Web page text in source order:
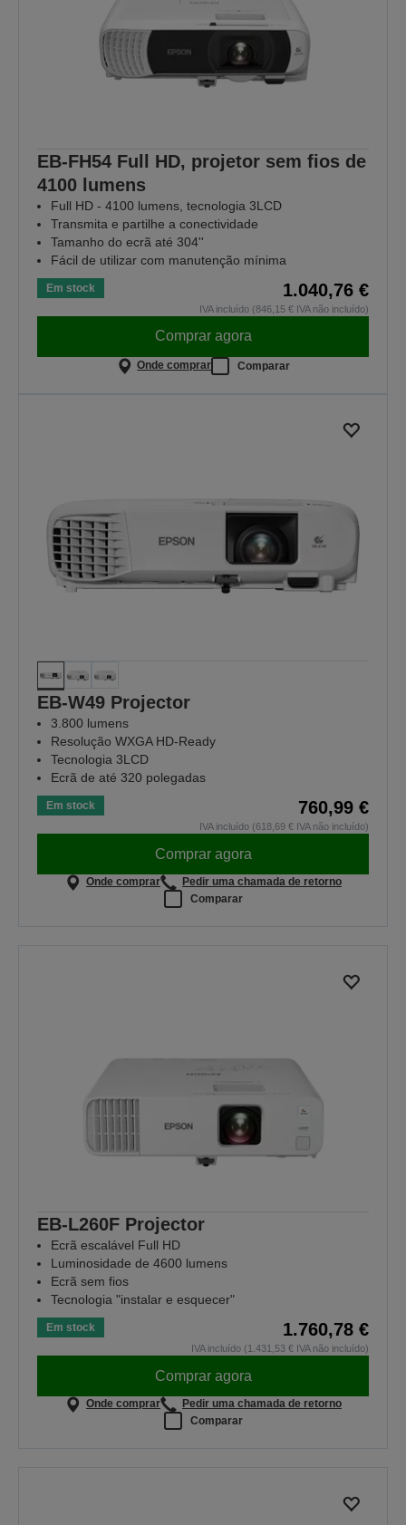
EB-FH54 Full HD, projetor sem fios de
4100 lumens
Full HD - 4100 lumens, tecnologia 3LCD
Transmita e partilhe a conectividade
Tamanho do ecrã até 304''
Fácil de utilizar com manutenção mínima
Em stock 1.040,76 €
IVA incluído (846,15 € IVA não incluído)
Comprar agora
Onde comprar Comparar
EB-W49 Projector
3.800 lumens
Resolução WXGA HD-Ready
Tecnologia 3LCD
Ecrã de até 320 polegadas
Em stock 760,99 €
IVA incluído (618,69 € IVA não incluído)
Comprar agora
Onde comprar
Pedir uma chamada de retorno
Comparar
EB-L260F Projector
Ecrã escalável Full HD
Luminosidade de 4600 lumens
Ecrã sem fios
Tecnologia "instalar e esquecer"
Em stock 1.760,78 €
IVA incluído (1.431,53 € IVA não incluído)
Comprar agora
Onde comprar
Pedir uma chamada de retorno
Comparar